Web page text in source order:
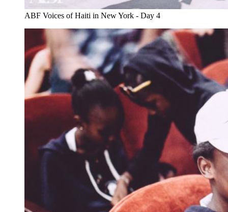
ABF Voices of Haiti in New York - Day 4